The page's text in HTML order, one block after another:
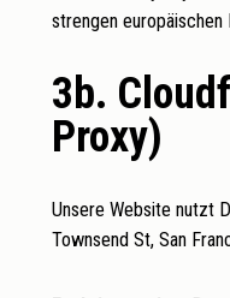
strengen
3b.
Proxy)
Unsere Website nutzt
Townsend St, San